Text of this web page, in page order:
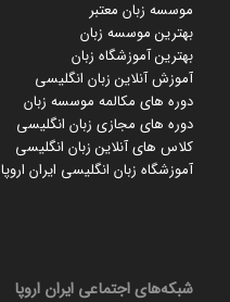
موسسه زبان معتبر
بهترین موسسه زبان
بهترین آموزشگاه زبان
آموزش آنلاین زبان انگلیسی
دوره های مکالمه موسسه زبان
دوره های مجازی زبان انگلیسی
کلاس های آنلاین زبان انگلیسی
آموزشگاه زبان انگلیسی ایران اروپا
شبکه‌های اجتماعی ایران‌ اروپا